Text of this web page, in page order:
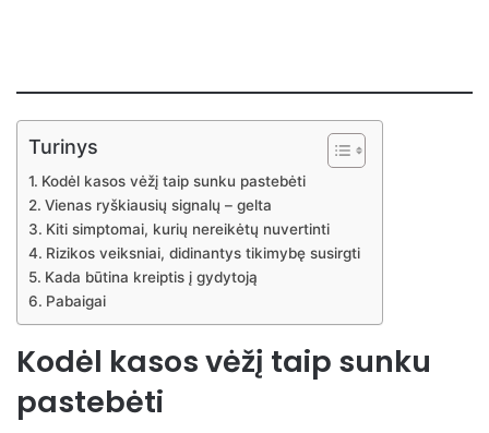
Turinys
Kodėl kasos vėžį taip sunku pastebėti
Vienas ryškiausių signalų – gelta
Kiti simptomai, kurių nereikėtų nuvertinti
Rizikos veiksniai, didinantys tikimybę susirgti
Kada būtina kreiptis į gydytoją
Pabaigai
Kodėl kasos vėžį taip sunku
pastebėti